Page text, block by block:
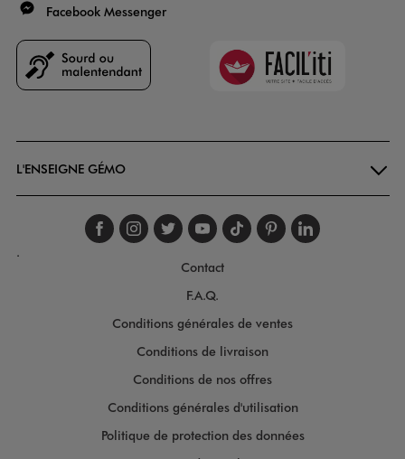
Facebook Messenger
Faciliti
L'ENSEIGNE GÉMO
Suivez-nous sur
Suivez-nous sur
Suivez-nous sur
Suivez-nous
Suivez-nous
Suivez-
.
Contact
F.A.Q.
Conditions générales de ventes
Conditions de livraison
Conditions de nos offres
Conditions générales d'utilisation
Politique de protection des données